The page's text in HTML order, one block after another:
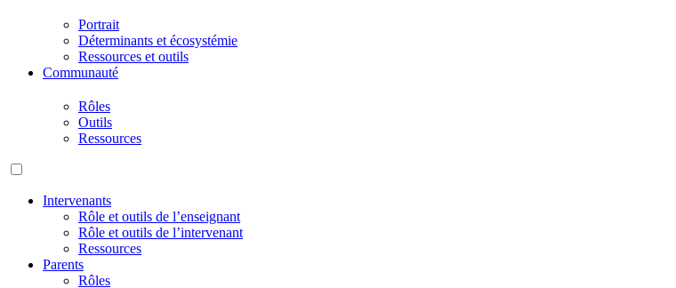
Portrait
Déterminants et écosystémie
Ressources et outils
Communauté
Rôles
Outils
Ressources
Intervenants
Rôle et outils de l’enseignant
Rôle et outils de l’intervenant
Ressources
Parents
Rôles